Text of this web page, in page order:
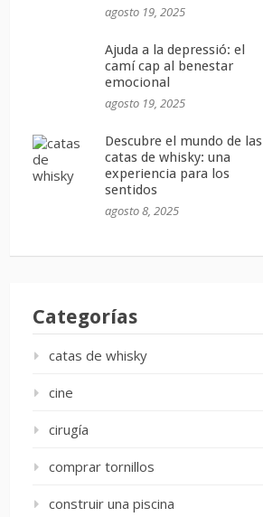
agosto 19, 2025
Ajuda a la depressió: el
camí cap al benestar
emocional
agosto 19, 2025
Descubre el mundo de las
catas de whisky: una
experiencia para los
sentidos
agosto 8, 2025
Categorías
catas de whisky
cine
cirugía
comprar tornillos
construir una piscina